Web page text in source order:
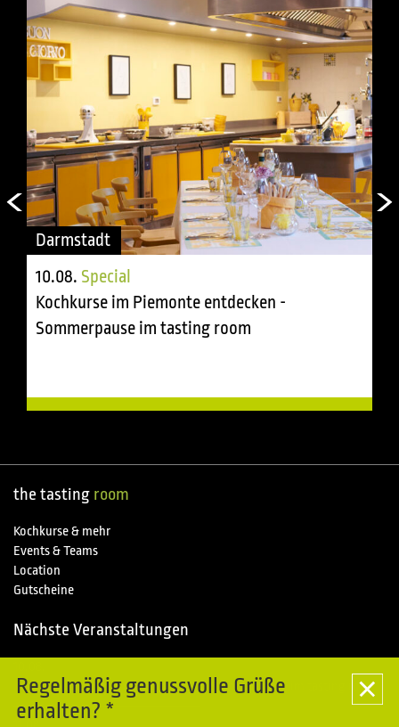
Darmstadt
10.08. Special
Kochkurse im Piemonte entdecken -
Sommerpause im tasting room
Regelmäßig genussvolle Grüße
erhalten? *
the tasting room
Kochkurse & mehr
Events & Teams
Location
Gutscheine
Nächste Veranstaltungen
Kochkurse im Piemonte entdecken - Sommerpause im tasting room